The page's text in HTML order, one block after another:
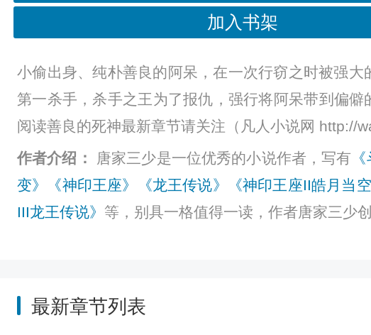
加入书架
小偷出身、纯朴善良的阿呆，在一次行窃之时被强
第一杀手，杀手之王为了报仇，强行将阿呆带到偏
阅读善良的死神最新章节请关注（凡人小说网 http://
作者介绍：
唐家三少是一位优秀的小说作者，写有
变》
《神印王座》 《龙王传说》 《神印王座II皓月当空
III龙王传说》 等，别具一格值得一读，作者唐家三少
最新章节列表